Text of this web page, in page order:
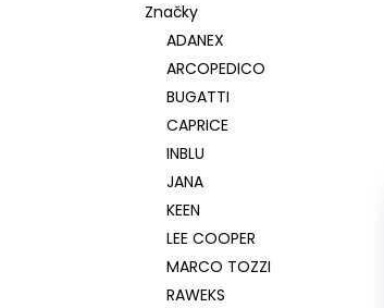
Značky
ADANEX
ARCOPEDICO
BUGATTI
CAPRICE
INBLU
JANA
KEEN
LEE COOPER
MARCO TOZZI
RAWEKS